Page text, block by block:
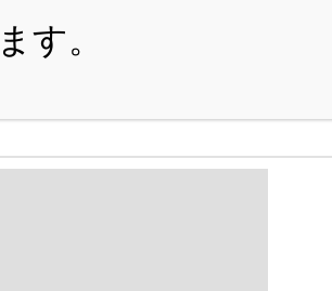
・SHOPPING-GUIDE